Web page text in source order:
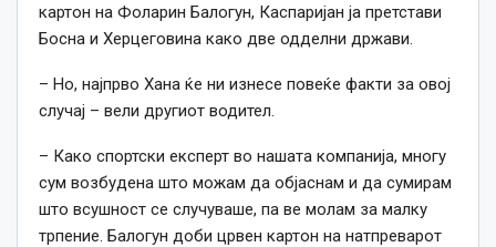
картон на Фоларин Балогун, Каспаријан ја претстави
Босна и Херцеговина како две одделни држави.
– Но, најпрво Хана ќе ни изнесе повеќе факти за овој
случај – вели другиот водител.
– Како спортски експерт во нашата компанија, многу
сум возбудена што можам да објаснам и да сумирам
што всушност се случуваше, па ве молам за малку
трпение. Балогун доби црвен картон на натпреварот